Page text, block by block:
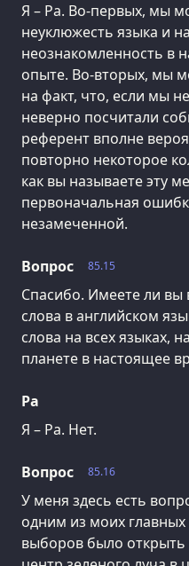
Я – Ра. Во-первых, мы
неуклюжесть языка и
неознакомленность в
опыте. Во-вторых, мы
на факт, что, если мы
неверно посчитали
референт вполне
повторно некоторое
как вы называете эту
первоначальная
незамеченной.
85.15
Вопрос
Спасибо. Имеете ли вы
слова в английском
слова на всех языках,
планете в настоящее
Ра
Я – Ра. Нет.
85.16
Вопрос
У меня здесь есть
одним из моих
выборов было открыть